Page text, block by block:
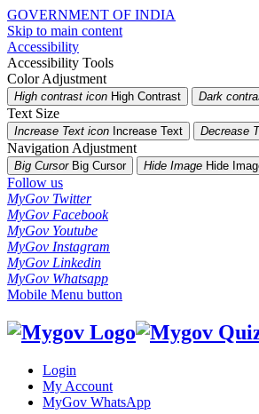
GOVERNMENT OF INDIA
Skip to main content
Accessibility
Accessibility Tools
Color Adjustment
High contrast icon High Contrast Dark
Text Size
Increase Text icon Increase Text Decrease
Navigation Adjustment
Big CursorBig Cursor Hide Image Hide
Follow us
MyGov Twitter
MyGov Facebook
MyGov Youtube
MyGov Instagram
MyGov Linkedin
MyGov Whatsapp
Mobile Menu button
Login
My Account
MyGov WhatsApp